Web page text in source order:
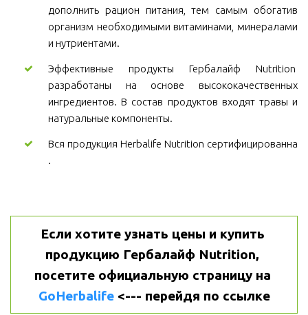
дополнить рацион питания, тем самым обогатив
организм необходимыми витаминами, минералами
и нутриентами.
Эффективные продукты Гербалайф Nutrition
разработаны на основе высококачественных
ингредиентов. В состав продуктов входят травы и
натуральные компоненты.
Вся продукция Herbalife Nutrition сертифицированна
.
Если хотите узнать цены и купить
продукцию Гербалайф Nutrition,
GoHerbalife <--- перейдя по ссылке